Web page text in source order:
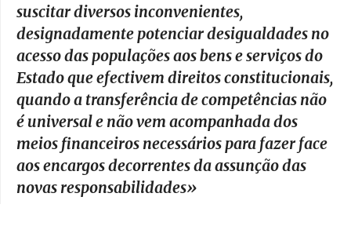
suscitar diversos inconvenientes,
designadamente potenciar desigualdades no
acesso das populações aos bens e serviços do
Estado que efectivem direitos constitucionais,
quando a transferência de competências não
é universal e não vem acompanhada dos
meios financeiros necessários para fazer face
aos encargos decorrentes da assunção das
novas responsabilidades»